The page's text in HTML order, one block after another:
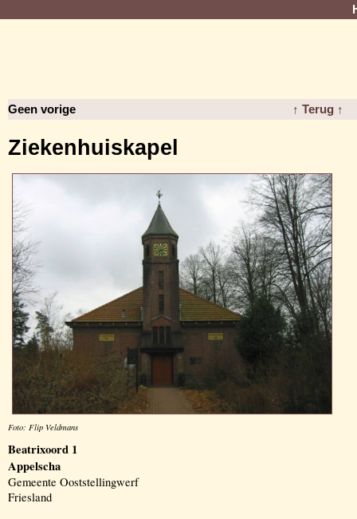
Geen vorige ↑ Terug ↑
Ziekenhuiskapel
Foto: Flip Veldmans
Beatrixoord 1
Appelscha
Gemeente Ooststellingwerf
Friesland